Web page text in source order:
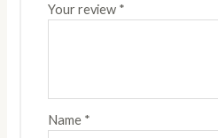
Your review *
Name *